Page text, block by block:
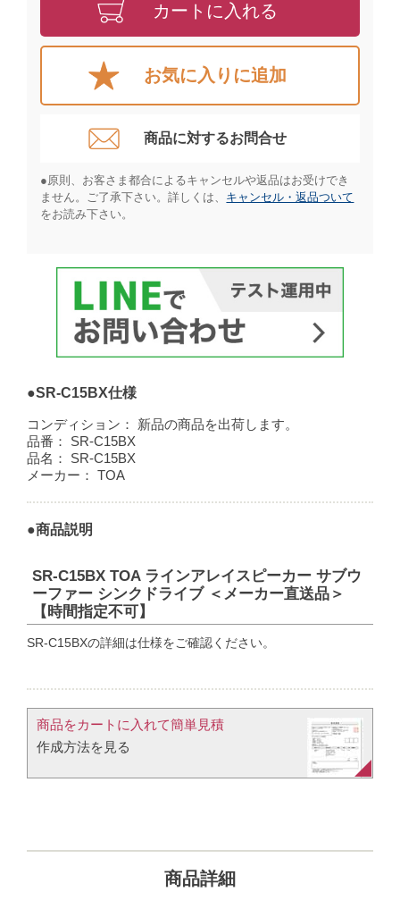
カートに入れる
お気に入りに追加
商品に対するお問合せ​
●原則、お客さま都合によるキャンセルや返品はお受けでき
ません。ご了承下さい。詳しくは、 キャンセル・返品ついて
をお読み下さい。​
●SR-C15BX仕様
コンディション：
新品の商品を出荷します。
品番：
SR-C15BX
品名：
SR-C15BX
メーカー：
TOA
●商品説明
SR-C15BX TOA ラインアレイスピーカー サブウ
ーファー シンクドライブ ＜メーカー直送品＞
【時間指定不可】
SR-C15BXの詳細は仕様をご確認ください。
商品をカートに入れて簡単見積​
作成方法を見る​​
商品詳細